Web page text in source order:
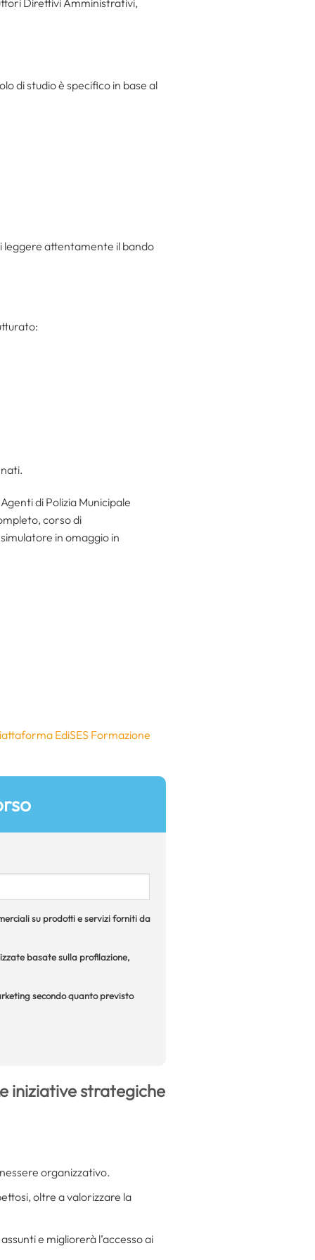
Direttivi Amministrativi,
di studio è specifico in base al
leggere attentamente il bando
di Polizia Municipale
corso di
in omaggio in
EdiSES Formazione
su prodotti e servizi forniti da
basate sulla profilazione,
secondo quanto previsto
iniziative strategiche
organizzativo.
oltre a valorizzare la
e migliorerà l’accesso ai